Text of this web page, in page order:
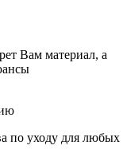
Вам материал, а
по уходу для любых